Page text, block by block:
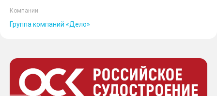
Компании
Группа компаний «Дело»